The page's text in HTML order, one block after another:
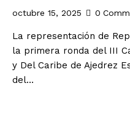
octubre 15, 2025 0
La representación de
la primera ronda del III
y Del Caribe de Ajedrez
del…